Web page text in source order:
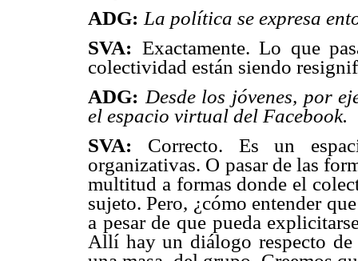
ADG: La política se expresa
SVA: Exactamente. Lo que
colectividad están siendo
ADG: Desde los jóvenes, por
el espacio virtual del Facebook.
SVA: Correcto. Es un
organizativas. O pasar de las
multitud a formas donde el
sujeto. Pero, ¿cómo entender
a pesar de que pueda
Allí hay un diálogo respecto